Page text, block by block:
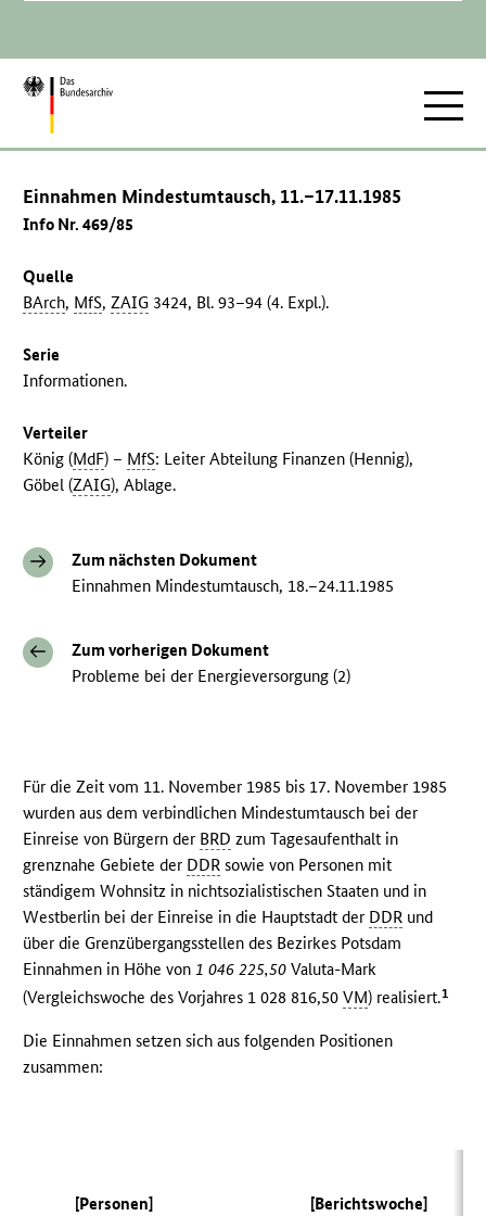
Zur
Einnahmen Mindestumtausch, 11.–17.11.1985
Info Nr. 469/85
Quelle
BArch, MfS,ZAIG 3424, Bl. 93–94 (4. Expl.).
Serie
Informationen.
Verteiler
König (MdF) – MfS: Leiter Abteilung Finanzen (Hennig),
Göbel (ZAIG), Ablage.
Zum nächsten Dokument
Einnahmen Mindestumtausch, 18.–24.11.1985
Zum vorherigen Dokument
Probleme bei der Energieversorgung (2)
Für die Zeit vom 11. November 1985 bis 17. November 1985
wurden aus dem verbindlichen Mindestumtausch bei der
Einreise von Bürgern der BRD zum Tagesaufenthalt in
grenznahe Gebiete der DDR sowie von Personen mit
ständigem Wohnsitz in nichtsozialistischen Staaten und in
Westberlin bei der Einreise in die Hauptstadt der DDR und
über die Grenzübergangsstellen des Bezirkes Potsdam
Einnahmen in Höhe von1 046 225,50 Valuta-Mark
(Vergleichswoche des Vorjahres 1 028 816,50VM) realisiert.1
Die Einnahmen setzen sich aus folgenden Positionen
zusammen:
[Personen] [Berichtswoche]